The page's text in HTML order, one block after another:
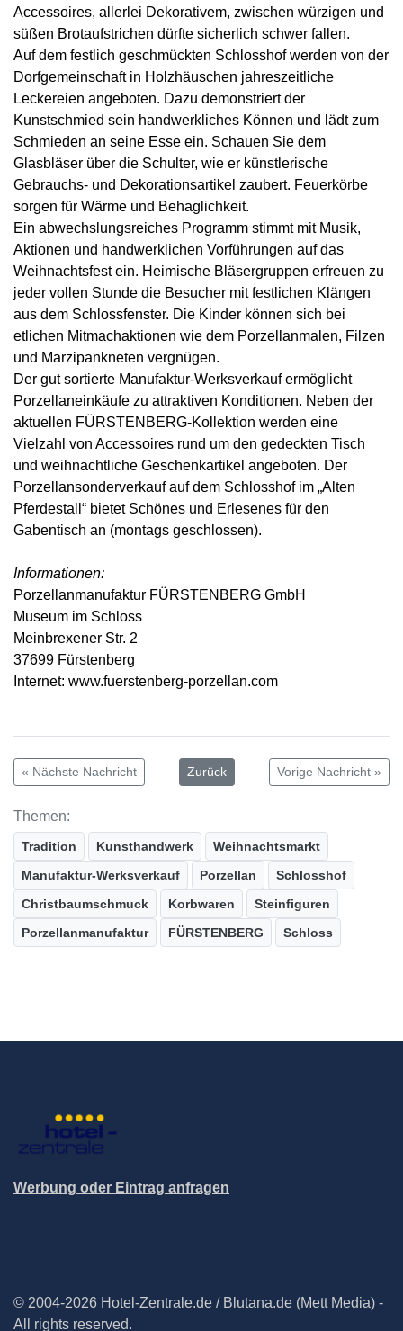
Accessoires, allerlei Dekorativem, zwischen würzigen und
süßen Brotaufstrichen dürfte sicherlich schwer fallen.
Auf dem festlich geschmückten Schlosshof werden von der
Dorfgemeinschaft in Holzhäuschen jahreszeitliche
Leckereien angeboten. Dazu demonstriert der
Kunstschmied sein handwerkliches Können und lädt zum
Schmieden an seine Esse ein. Schauen Sie dem
Glasbläser über die Schulter, wie er künstlerische
Gebrauchs- und Dekorationsartikel zaubert. Feuerkörbe
sorgen für Wärme und Behaglichkeit.
Ein abwechslungsreiches Programm stimmt mit Musik,
Aktionen und handwerklichen Vorführungen auf das
Weihnachtsfest ein. Heimische Bläsergruppen erfreuen zu
jeder vollen Stunde die Besucher mit festlichen Klängen
aus dem Schlossfenster. Die Kinder können sich bei
etlichen Mitmachaktionen wie dem Porzellanmalen, Filzen
und Marzipankneten vergnügen.
Der gut sortierte Manufaktur-Werksverkauf ermöglicht
Porzellaneinkäufe zu attraktiven Konditionen. Neben der
aktuellen FÜRSTENBERG-Kollektion werden eine
Vielzahl von Accessoires rund um den gedeckten Tisch
und weihnachtliche Geschenkartikel angeboten. Der
Porzellansonderverkauf auf dem Schlosshof im „Alten
Pferdestall“ bietet Schönes und Erlesenes für den
Gabentisch an (montags geschlossen).
Informationen:
Porzellanmanufaktur FÜRSTENBERG GmbH
Museum im Schloss
Meinbrexener Str. 2
37699 Fürstenberg
Internet: www.fuerstenberg-porzellan.com
« Nächste Nachricht Zurück Vorige Nachricht »
Themen:
Tradition Kunsthandwerk
Weihnachtsmarkt
Manufaktur-Werksverkauf
Porzellan
Schlosshof
Christbaumschmuck
Korbwaren
Steinfiguren
Porzellanmanufaktur
FÜRSTENBERG Schloss
Werbung oder Eintrag anfragen
© 2004-2026 Hotel-Zentrale.de / Blutana.de (Mett Media) -
All rights reserved.